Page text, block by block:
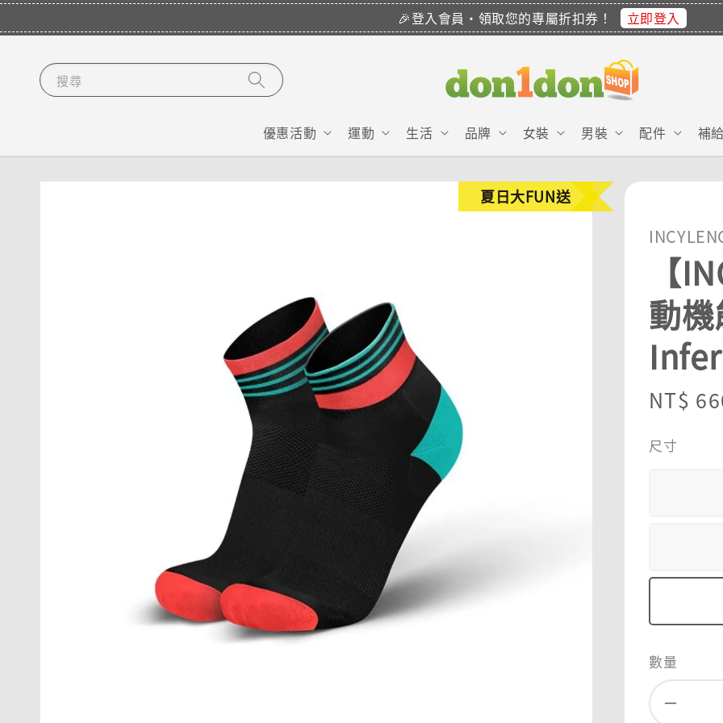
🎉登入會員・領取您的專屬折扣券！ 立即登入
搜尋
優惠活動 運動 生活 品牌 女裝 男裝 配件 補
夏日大FUN送
【
動
NT$
尺寸
數量